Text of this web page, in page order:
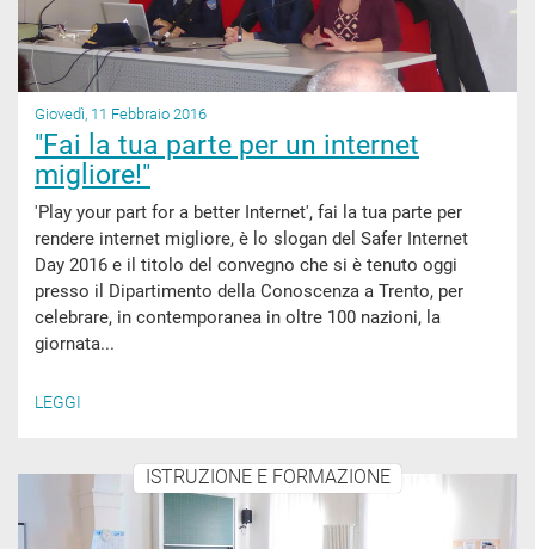
Giovedì, 11 Febbraio 2016
"Fai la tua parte per un internet
migliore!"
'Play your part for a better Internet', fai la tua parte per
rendere internet migliore, è lo slogan del Safer Internet
Day 2016 e il titolo del convegno che si è tenuto oggi
presso il Dipartimento della Conoscenza a Trento, per
celebrare, in contemporanea in oltre 100 nazioni, la
giornata...
LEGGI
ISTRUZIONE E FORMAZIONE